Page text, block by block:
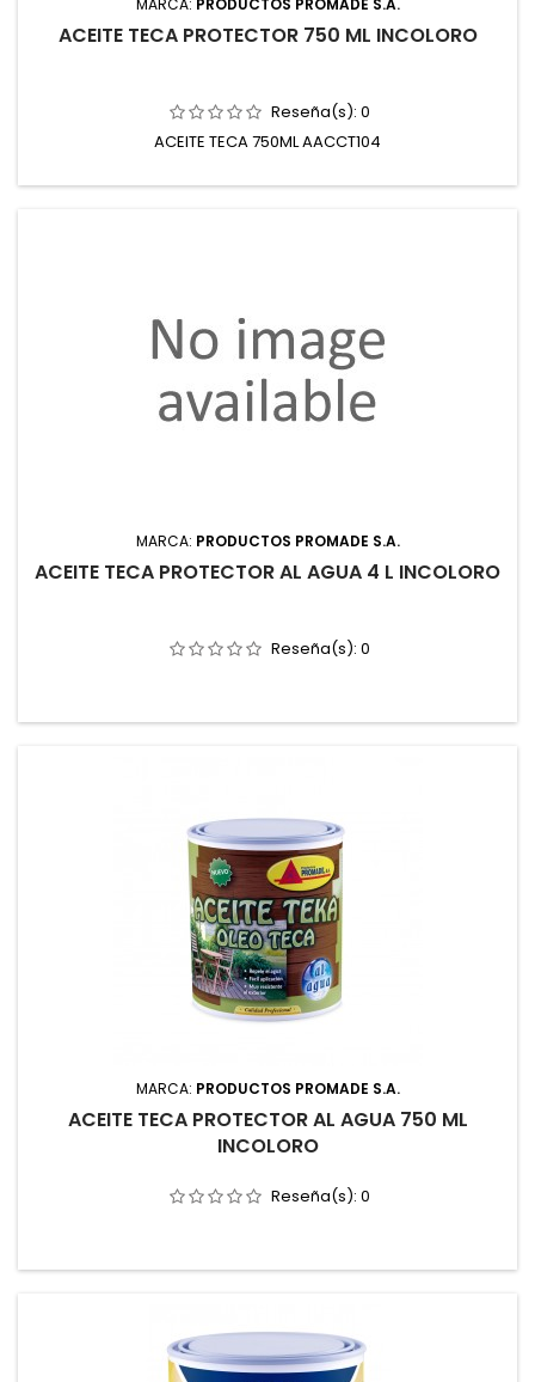
MARCA: PRODUCTOS PROMADE S.A.
ACEITE TECA PROTECTOR 750 ML INCOLORO
Reseña(s): 0
ACEITE TECA 750ML AACCT104
MARCA: PRODUCTOS PROMADE S.A.
ACEITE TECA PROTECTOR AL AGUA 4 L INCOLORO
Reseña(s): 0
MARCA: PRODUCTOS PROMADE S.A.
ACEITE TECA PROTECTOR AL AGUA 750 ML
INCOLORO
Reseña(s): 0